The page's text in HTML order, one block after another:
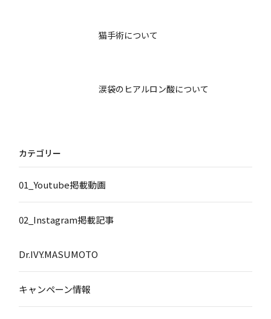
猫手術について
涙袋のヒアルロン酸について
カテゴリー
01_Youtube掲載動画
02_Instagram掲載記事
Dr.IVY.MASUMOTO
キャンペーン情報